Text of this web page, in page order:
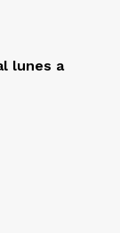
lunes a